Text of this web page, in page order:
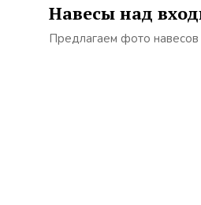
Навесы над
Предлагаем фото